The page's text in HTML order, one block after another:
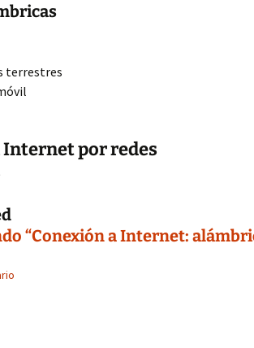
terrestres
Internet por redes
“Conexión a Internet: